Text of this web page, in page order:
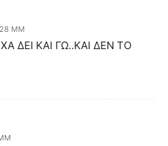
ΜΜ
ΔΕΙ ΚΑΙ ΓΩ..ΚΑΙ ΔΕΝ ΤΟ